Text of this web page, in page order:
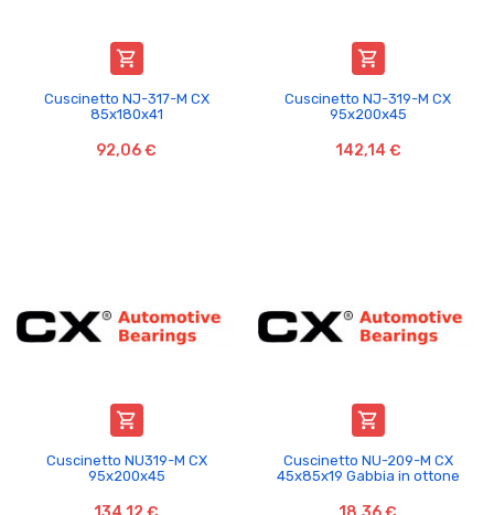

Cuscinetto NJ-317-M CX
85x180x41
92,06 €

Cuscinetto NJ-319-M CX
95x200x45
142,14 €

Cuscinetto NU319-M CX
95x200x45

Cuscinetto NU-209-M CX
45x85x19 Gabbia in ottone